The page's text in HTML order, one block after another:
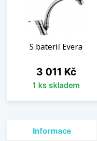
S baterií Evera
Cena
3 011 Kč
1 ks skladem
Informace